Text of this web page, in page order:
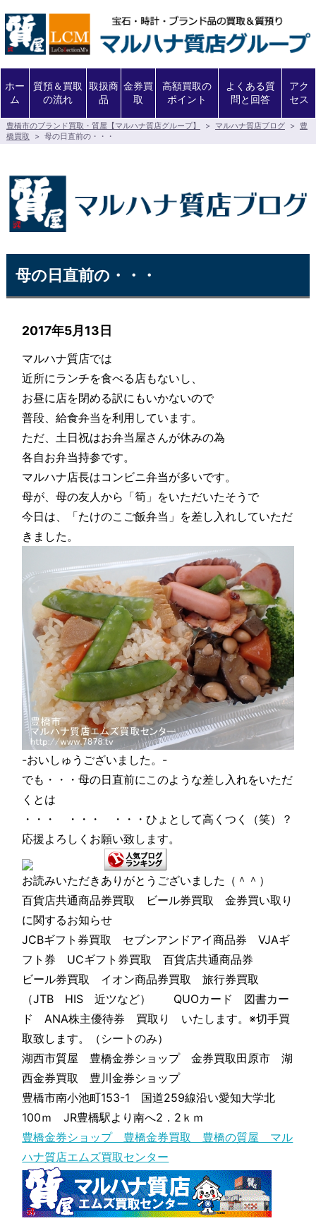
ホー
ム
質預＆買取
の流れ
取扱商
品
金券買
取
高額買取の
ポイント
よくある質
問と回答
アク
セス
豊橋市のブランド買取・質屋【マルハナ質店グループ】 > マルハナ質店ブログ >
豊
橋買取
> 母の日直前の・・・
母の日直前の・・・
2017年5月13日
マルハナ質店では
近所にランチを食べる店もないし、
お昼に店を閉める訳にもいかないので
普段、給食弁当を利用しています。
ただ、土日祝はお弁当屋さんが休みの為
各自お弁当持参です。
マルハナ店長はコンビニ弁当が多いです。
母が、母の友人から「筍」をいただいたそうで
今日は、「たけのこご飯弁当」を差し入れしていただ
きました。
-おいしゅうございました。-
でも・・・母の日直前にこのような差し入れをいただ
くとは
・・・ ・・・ ・・・ひょとして高くつく（笑）？
応援よろしくお願い致します。
お読みいただきありがとうございました（＾＾）
百貨店共通商品券買取 ビール券買取 金券買い取り
に関するお知らせ
JCBギフト券買取 セブンアンドアイ商品券 VJAギ
フト券 UCギフト券買取 百貨店共通商品券
ビール券買取 イオン商品券買取 旅行券買取
（JTB HIS 近ツなど） QUOカード 図書カー
ド ANA株主優待券 買取り いたします。※切手買
取致します。（シートのみ）
湖西市質屋 豊橋金券ショップ 金券買取田原市 湖
西金券買取 豊川金券ショップ
豊橋市南小池町153-1 国道259線沿い愛知大学北
100ｍ JR豊橋駅より南へ2．2ｋｍ
豊橋金券ショップ 豊橋金券買取 豊橋の質屋 マル
ハナ質店エムズ買取センター